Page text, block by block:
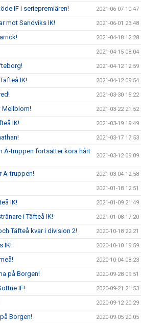
IF i seriepremiären! 2021-06-07 10:47
mot Sandviks IK! 2021-06-01 23:48
2021-04-18 12:28
2021-04-15 08:04
2021-04-12 12:59
IK! 2021-04-12 09:54
2021-03-30 15:22
Mellblom! 2021-03-22 21:52
IK! 2021-03-19 19:49
2021-03-17 17:53
A-truppen fortsätter köra hårt
2021-03-12 09:09
A-truppen! 2021-03-04 12:58
2021-01-18 12:51
IK! 2021-01-09 21:49
i Täfteå IK! 2021-01-08 17:20
Täfteå kvar i division 2! 2020-10-18 22:21
IK! 2020-10-10 19:59
2020-10-04 08:23
på Borgen! 2020-09-28 09:51
IF! 2020-09-21 21:53
2020-09-12 20:29
Borgen! 2020-09-05 20:05